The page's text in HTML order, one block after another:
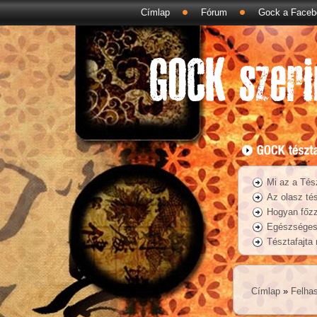
Címlap Fórum Gock a
Mi az a
Az olasz
Hogyan
Tésztafajta
Címlap »